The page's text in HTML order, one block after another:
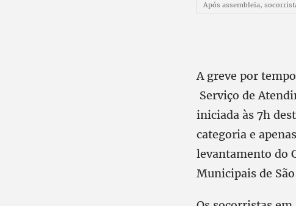
Após assembleia,
A greve por
Serviço de
iniciada às 7h
categoria e
levantamento do
Municipais de